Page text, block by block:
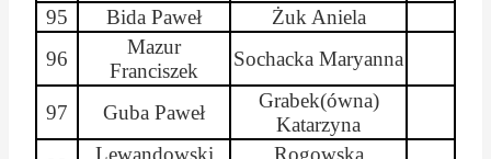
95
Bida Paweł
Żuk Aniela
96
Mazur
Franciszek
Sochacka Maryanna
97 Guba Paweł
Grabek(ówna)
Katarzyna
Lewandowski
Rogowska